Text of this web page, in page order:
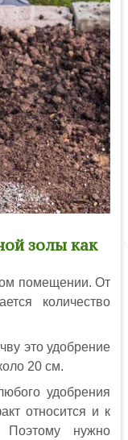
золы как
помещении. От
количество
это удобрение
20 см.
удобрения
относится и к
Поэтому нужно